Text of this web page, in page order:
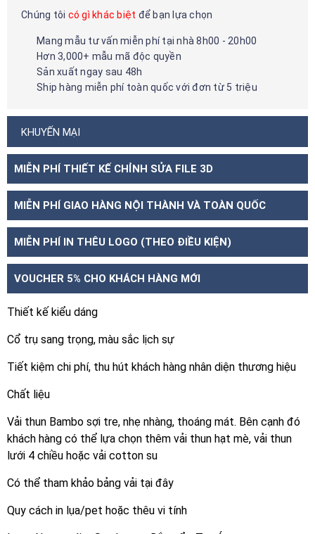
Chúng tôi có gì khác biệt để bạn lựa chọn
Mang mẫu tư vấn miễn phí tại nhà 8h00 - 20h00
Hơn 3,000+ mẫu mã độc quyền
Sản xuất ngay sau 48h
Ship hàng miễn phí toàn quốc với đơn từ 5 triệu
KHUYẾN MẠI
MIỄN PHÍ THIẾT KẾ CHỈNH SỬA FILE 3D
MIỄN PHÍ GIAO HÀNG NỘI THÀNH VÀ TOÀN QUỐC
MIỄN PHÍ IN THÊU LOGO (THEO ĐIỀU KIỆN)
VOUCHER 5% CHO KHÁCH HÀNG MỚI
Thiết kế kiểu dáng
Cổ trụ sang trọng, màu sắc lịch sự
Tiết kiệm chi phí, thu hút khách hàng nhân diện thương hiệu
Chất liệu
Vải thun Bambo sợi tre, nhẹ nhàng, thoáng mát. Bên cạnh đó
khách hàng có thể lựa chọn thêm vải thun hạt mè, vải thun
lưới 4 chiều hoặc vải cotton su
Có thể tham khảo bảng vải tại đây
Quy cách in lụa/pet hoặc thêu vi tính